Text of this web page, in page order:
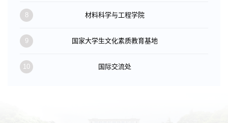
8 材料科学与工程学院
9 国家大学生文化素质教育基地
10 国际交流处